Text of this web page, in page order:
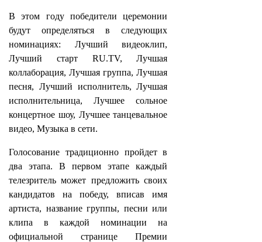
В этом году победители церемонии
будут определяться в следующих
номинациях: Лучший видеоклип,
Лучший старт RU.TV, Лучшая
коллаборация, Лучшая группа, Лучшая
песня, Лучший исполнитель, Лучшая
исполнительница, Лучшее сольное
концертное шоу, Лучшее танцевальное
видео, Музыка в сети.
Голосование традиционно пройдет в
два этапа. В первом этапе каждый
телезритель может предложить своих
кандидатов на победу, вписав имя
артиста, название группы, песни или
клипа в каждой номинации на
официальной странице Премии